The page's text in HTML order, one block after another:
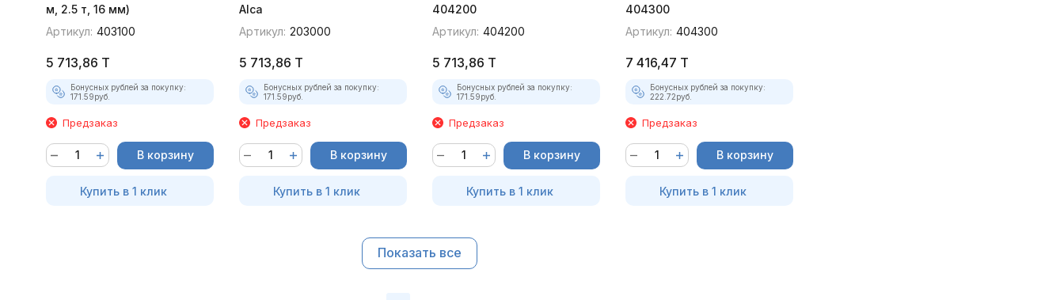
м, 2.5 т, 16 мм)
Артикул: 403100
5 713,86 T
Бонусных рублей за покупку:
171.59руб.
Предзаказ
В корзину
Купить в 1 клик
Alca
Артикул: 203000
5 713,86 T
Бонусных рублей за покупку:
171.59руб.
Предзаказ
В корзину
Купить в 1 клик
404200
Артикул: 404200
5 713,86 T
Бонусных рублей за покупку:
171.59руб.
Предзаказ
В корзину
Купить в 1 клик
404300
Артикул: 404300
7 416,47 T
Бонусных рублей за покупку:
222.72руб.
Предзаказ
В корзину
Купить в 1 клик
Показать все